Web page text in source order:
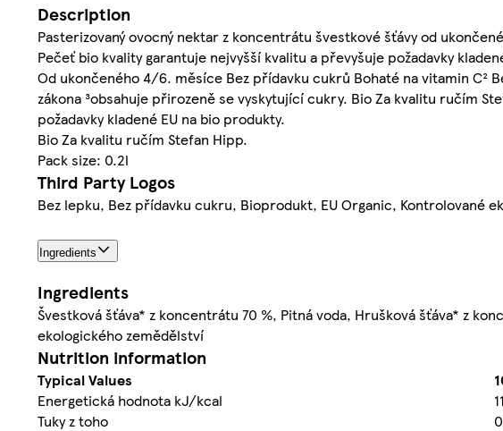
Description
Pasterizovaný ovocný nektar z koncentrátu švestkové šťávy od
Pečeť bio kvality garantuje nejvyšší kvalitu a převyšuje požadavky
Od ukončeného 4/6. měsíce Bez přídavku cukrů Bohaté na vitamin C²
zákona ³obsahuje přirozeně se vyskytující cukry. Bio Za kvalitu ručím
požadavky kladené EU na bio produkty.
Bio Za kvalitu ručím Stefan Hipp.
Pack size: 0.2l
Third Party Logos
Bez lepku, Bez přídavku cukru, Bioprodukt, EU Organic, Kontrolované
Ingredients
Ingredients
Švestková šťáva* z koncentrátu 70 %, Pitná voda, Hrušková šťáva* z
ekologického zemědělství
Nutrition information
Typical Values
Energetická hodnota kJ/kcal
Tuky z toho